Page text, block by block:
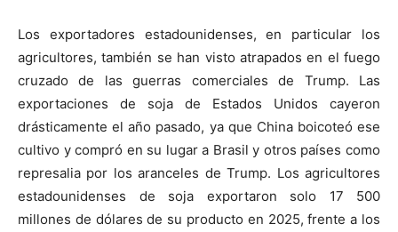
Los exportadores estadounidenses, en particular los
agricultores, también se han visto atrapados en el fuego
cruzado de las guerras comerciales de Trump. Las
exportaciones de soja de Estados Unidos cayeron
drásticamente el año pasado, ya que China boicoteó ese
cultivo y compró en su lugar a Brasil y otros países como
represalia por los aranceles de Trump. Los agricultores
estadounidenses de soja exportaron solo 17 500
millones de dólares de su producto en 2025, frente a los